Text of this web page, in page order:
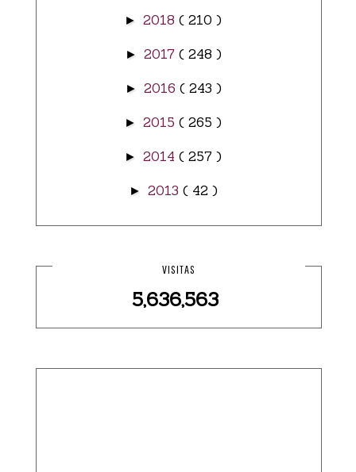
► 2018 ( 210 )
► 2017 ( 248 )
► 2016 ( 243 )
► 2015 ( 265 )
► 2014 ( 257 )
► 2013 ( 42 )
VISITAS
5,636,563